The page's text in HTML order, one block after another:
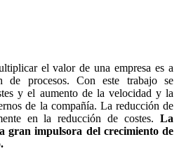
el valor de una empresa es a
de procesos. Con este trabajo se
y el aumento de la velocidad y la
de la compañía. La reducción de
en la reducción de costes. La
gran impulsora del crecimiento de